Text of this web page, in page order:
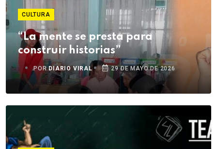
CULTURA
“La mente se presta para
construir historias”
PORDIARIO VIRAL 29 DE MAYO DE 2026